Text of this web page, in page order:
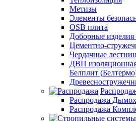
Метизы
Элементы
OSB плита
Доборные изделия
Цементно-
Чердачные
ДВП
Белплит
Распродажа
Распродажа